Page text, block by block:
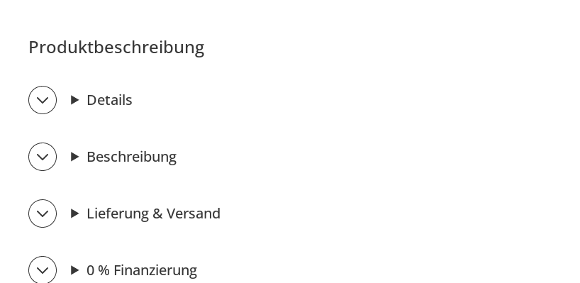
Produktbeschreibung
Details
Beschreibung
Lieferung & Versand
0 % Finanzierung